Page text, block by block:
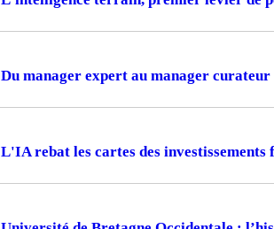
Du manager expert au manager curateur
L'IA rebat les cartes des